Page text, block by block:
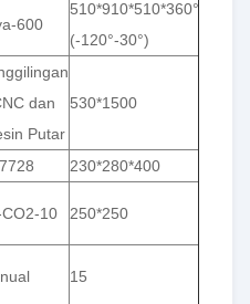
600
510*910*510*360°*
(-120°-30°)
dan
Putar
530*1500
230*280*400
10 250*250
15